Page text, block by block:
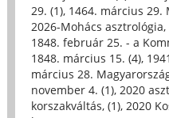
29. (1), 1464. március 29.
2026-Mohács asztrológia,
1848. február 25. - a
1848. március 15. (4),
március 28.
november 4. (1), 2020
korszakváltás, (1), 2020